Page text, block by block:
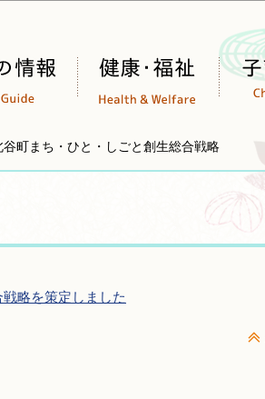
谷町まち・ひと・しごと創生総合戦略
略を策定しました